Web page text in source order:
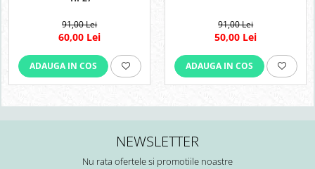
91,00 Lei
60,00 Lei
ADAUGA IN COS
91,00 Lei
50,00 Lei
ADAUGA IN COS
NEWSLETTER
Nu rata ofertele si promotiile noastre